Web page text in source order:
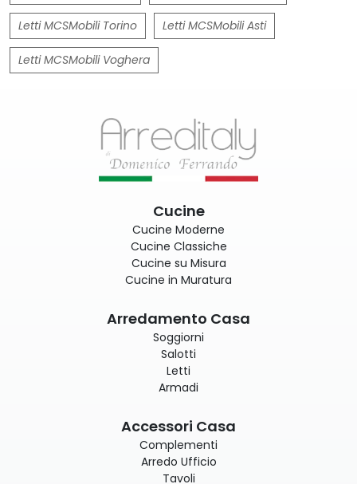
Letti MCSMobili Torino Letti MCSMobili Asti
Letti MCSMobili Voghera
Cucine
Cucine Moderne
Cucine Classiche
Cucine su Misura
Cucine in Muratura
Arredamento Casa
Soggiorni
Salotti
Letti
Armadi
Accessori Casa
Complementi
Arredo Ufficio
Tavoli